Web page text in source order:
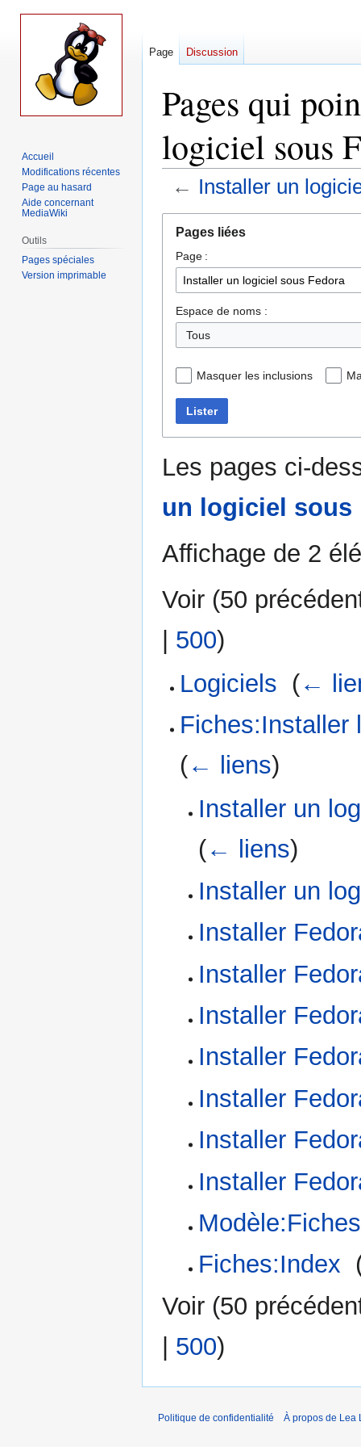
Pages qui
logiciel sous
← Installer un
navigation
recherche
Pages liées
Page :
Espace de noms :
Tous
Masquer les inclusions
Lister
Les pages ci-
un logiciel sous
Affichage de 2
Voir (50
| 500)
Logiciels (←
Fiches:Installer
(← liens)
Installer un
(← liens)
Installer un
Installer
Installer
Installer
Installer
Installer
Installer
Installer
Fiches:Index
Voir (50
| 500)
Page Discussion
Accueil
Modifications récentes
Page au hasard
Aide concernant
MediaWiki
Outils
Pages spéciales
Version imprimable
Politique de confidentialité À propos de Lea